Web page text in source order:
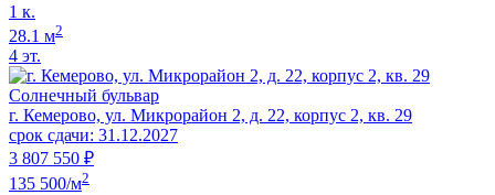
1 к.
28.1 м2
4 эт.
Солнечный бульвар
г. Кемерово, ул. Микрорайон 2, д. 22, корпус 2, кв. 29
срок сдачи: 31.12.2027
3 807 550 ₽
135 500/м2